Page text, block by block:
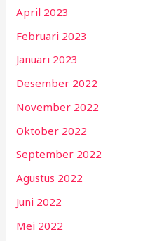
April 2023
Februari 2023
Januari 2023
Desember 2022
November 2022
Oktober 2022
September 2022
Agustus 2022
Juni 2022
Mei 2022